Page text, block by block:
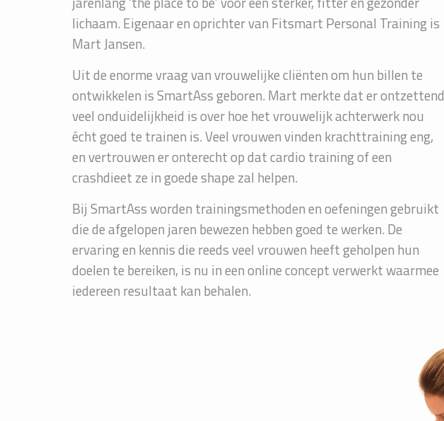
lichaam. Eigenaar en oprichter van Fitsmart Personal Training is
Mart Jansen.
Uit de enorme vraag van vrouwelijke cliënten om hun billen te
ontwikkelen is SmartAss geboren. Mart merkte dat er ontzettend
veel onduidelijkheid is over hoe het vrouwelijk achterwerk nou
écht goed te trainen is. Veel vrouwen vinden krachttraining eng,
en vertrouwen er onterecht op dat cardio training of een
crashdieet ze in goede shape zal helpen.
Bij SmartAss worden trainingsmethoden en oefeningen gebruikt
die de afgelopen jaren bewezen hebben goed te werken. De
ervaring en kennis die reeds veel vrouwen heeft geholpen hun
doelen te bereiken, is nu in een online concept verwerkt waarmee
iedereen resultaat kan behalen.